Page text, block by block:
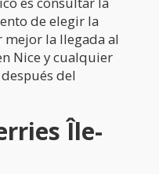
de elegir la
mejor la llegada al
Nice y cualquier
del
Île-